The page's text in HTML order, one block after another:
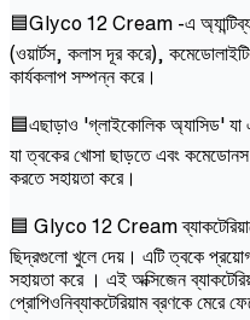
🟦Glyco 12 Cream -এ
(ওয়ার্টস, কলাস দূর করে),
কার্যকলাপ সম্পন্ন করে।
🟦এছাড়াও 'গ্লাইকোলিক অ্যাসিড' যা
যা ত্বকের খোসা ছাড়তে এবং
করতে সহায়তা করে।
🟦 Glyco 12 Cream
ছিদ্রগুলো খুলে দেয়। এটি ত্বকে
সহায়তা করে । এই অক্সিজেন
প্রোপিওনিব্যাকটেরিয়াম ব্রণকে মেরে